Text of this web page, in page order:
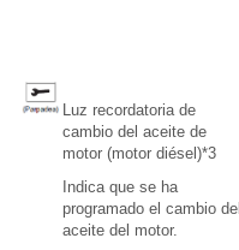
Luz recordatoria de
cambio del aceite de
motor (motor diésel)*3
Indica que se ha
programado el cambio del
aceite del motor.